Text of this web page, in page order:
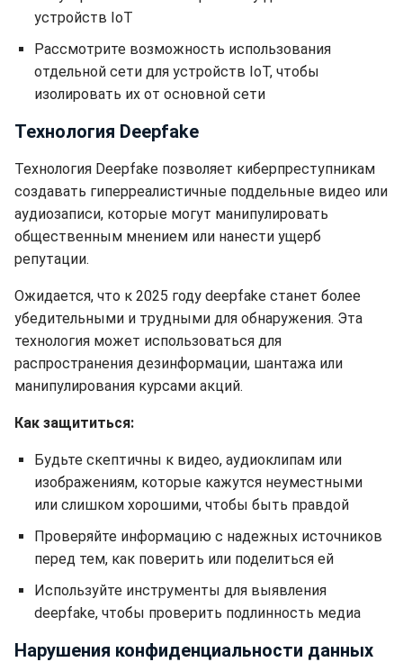
устройств IoT
Рассмотрите возможность использования
отдельной сети для устройств IoT, чтобы
изолировать их от основной сети
Технология Deepfake
Технология Deepfake позволяет киберпреступникам
создавать гиперреалистичные поддельные видео или
аудиозаписи, которые могут манипулировать
общественным мнением или нанести ущерб
репутации.
Ожидается, что к 2025 году deepfake станет более
убедительными и трудными для обнаружения. Эта
технология может использоваться для
распространения дезинформации, шантажа или
манипулирования курсами акций.
Как защититься:
Будьте скептичны к видео, аудиоклипам или
изображениям, которые кажутся неуместными
или слишком хорошими, чтобы быть правдой
Проверяйте информацию с надежных источников
перед тем, как поверить или поделиться ей
Используйте инструменты для выявления
deepfake, чтобы проверить подлинность медиа
Нарушения конфиденциальности данных